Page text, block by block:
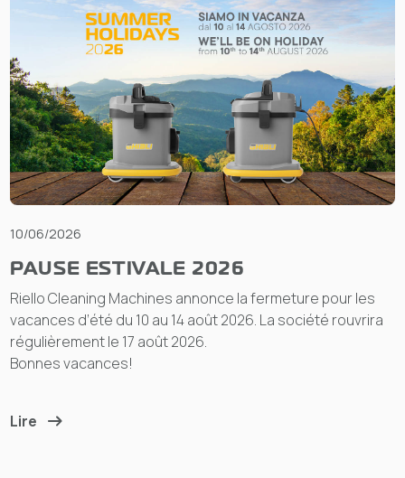
10/06/2026
PAUSE ESTIVALE 2026
Riello Cleaning Machines annonce la fermeture pour les
vacances d’été du 10 au 14 août 2026. La société rouvrira
régulièrement le 17 août 2026.
Bonnes vacances!
Lire